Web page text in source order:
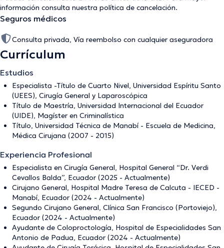
información consulta nuestra política de cancelación.
Seguros médicos
Consulta privada, Vía reembolso con cualquier aseguradora
Currículum
Estudios
Especialista -Título de Cuarto Nivel, Universidad Espíritu Santo
(UEES), Cirugía General y Laparoscópica
Título de Maestría, Universidad Internacional del Ecuador
(UIDE), Magíster en Criminalística
Título, Universidad Técnica de Manabí - Escuela de Medicina,
Médica Cirujana (2007 - 2015)
Experiencia Profesional
Especialista en Cirugía General, Hospital General “Dr. Verdi
Cevallos Balda”, Ecuador (2025 - Actualmente)
Cirujano General, Hospital Madre Teresa de Calcuta - IECED -
Manabí, Ecuador (2024 - Actualmente)
Segundo Cirujano General, Clínica San Francisco (Portoviejo),
Ecuador (2024 - Actualmente)
Ayudante de Coloproctología, Hospital de Especialidades San
Antonio de Padua, Ecuador (2024 - Actualmente)